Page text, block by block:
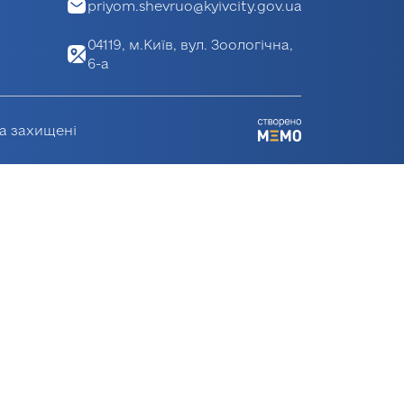
priyom.shevruo@kyivcity.gov.ua
04119, м.Київ, вул. Зоологічна,
6-а
захищені